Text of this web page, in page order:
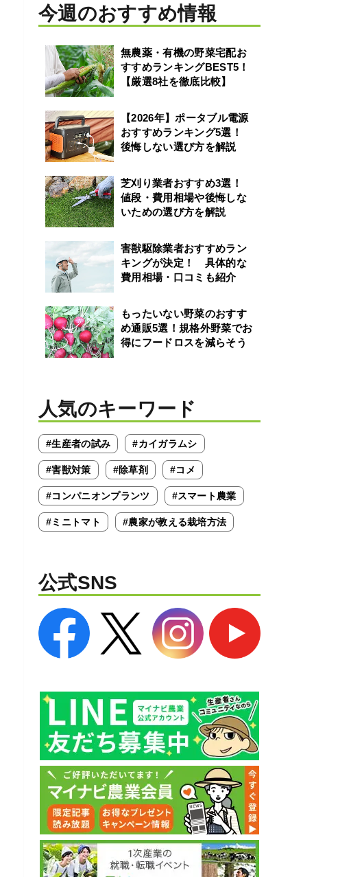
今週のおすすめ情報
無農薬・有機の野菜宅配お
すすめランキングBEST5！
【厳選8社を徹底比較】
【2026年】ポータブル電源
おすすめランキング5選！
後悔しない選び方を解説
芝刈り業者おすすめ3選！
値段・費用相場や後悔しな
いための選び方を解説
害獣駆除業者おすすめラン
キングが決定！ 具体的な
費用相場・口コミも紹介
もったいない野菜のおすす
め通販5選！規格外野菜でお
得にフードロスを減らそう
人気のキーワード
#生産者の試み #カイガラムシ
#害獣対策 #除草剤 #コメ
#コンパニオンプランツ #スマート農業
#ミニトマト #農家が教える栽培方法
公式SNS